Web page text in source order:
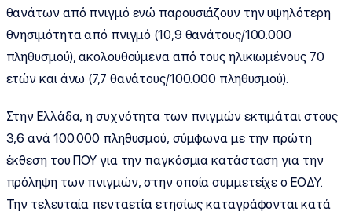
θανάτων από πνιγμό ενώ παρουσιάζουν την υψηλότερη
θνησιμότητα από πνιγμό (10,9 θανάτους/100.000
πληθυσμού), ακολουθούμενα από τους ηλικιωμένους 70
ετών και άνω (7,7 θανάτους/100.000 πληθυσμού).
Στην Ελλάδα, η συχνότητα των πνιγμών εκτιμάται στους
3,6 ανά 100.000 πληθυσμού, σύμφωνα με την πρώτη
έκθεση του ΠΟΥ για την παγκόσμια κατάσταση για την
πρόληψη των πνιγμών, στην οποία συμμετείχε ο ΕΟΔΥ.
Την τελευταία πενταετία ετησίως καταγράφονται κατά